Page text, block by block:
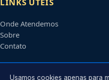
Onde Atendemos
Sobre
Contato
Usamos cookies apenas para